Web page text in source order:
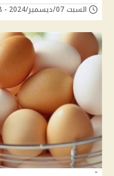
السبت 07/ديسمبر/2024 - 02:28 م